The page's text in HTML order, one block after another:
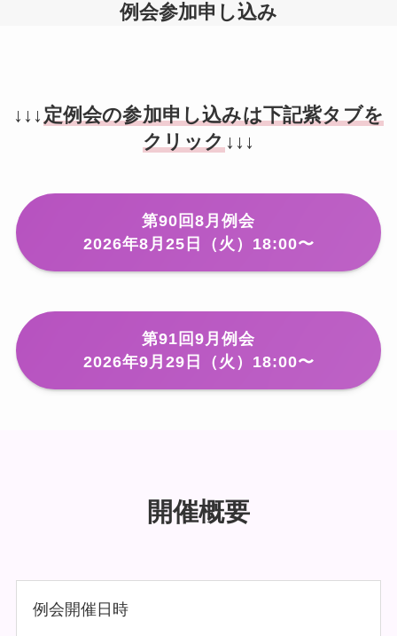
例会参加申し込み
↓↓↓定例会の参加申し込みは下記紫タブを
クリック↓↓↓
第90回8月例会
2026年8月25日（火）18:00〜
第91回9月例会
2026年9月29日（火）18:00〜
開催概要
例会開催日時